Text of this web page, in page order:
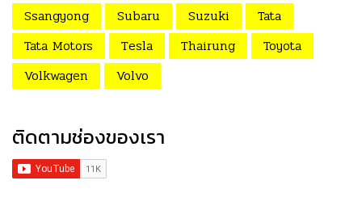
Ssangyong
Subaru Suzuki
Tata
Tata Motors
Tesla Thairung
Toyota
Volkwagen
Volvo
ติดตามช่องของเรา